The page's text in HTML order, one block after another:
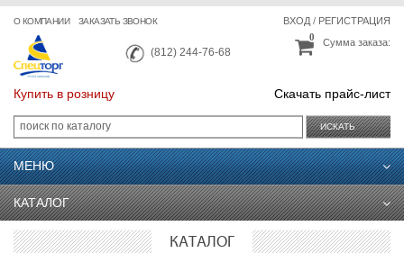
О КОМПАНИИ ЗАКАЗАТЬ ЗВОНОК
(812) 244-76-68
ВХОД/ РЕГИСТРАЦИЯ
Сумма заказа:
0
Купить в розницу Скачать прайс-лист
ИСКАТЬ
МЕНЮ
КАТАЛОГ
КАТАЛОГ